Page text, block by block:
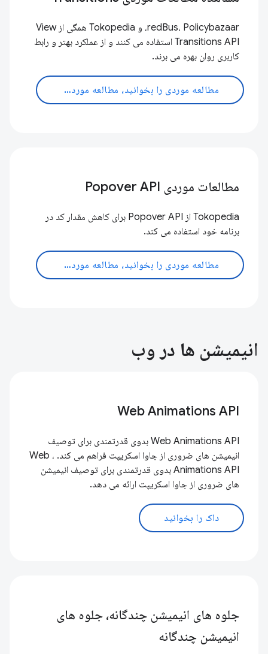
redBus، Policybazaar، و Tokopedia همگی از View
Transitions API استفاده می کنند و از عملکرد بهتر و رابط
کاربری روان بهره می برند.
مطالعه موردی را بخوانید، مطالعه موردی را بخوانید
مطالعات موردی Popover API
Tokopedia از Popover API برای کاهش مقدار کد در
برنامه خود استفاده می کند.
مطالعه موردی را بخوانید، مطالعه موردی را بخوانید
انیمیشن ها در وب
Web Animations API
Web Animations API بدوی قدرتمندی برای توصیف
انیمیشن های ضروری از جاوا اسکریپت فراهم می کند. ، Web
Animations API بدوی قدرتمندی برای توصیف انیمیشن
های ضروری از جاوا اسکریپت ارائه می دهد.
داک را بخوانید
جلوه های انیمیشن چندگانه، جلوه های
انیمیشن چندگانه